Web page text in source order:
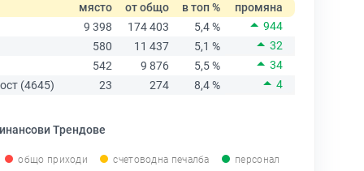
място от общо в топ %
промяна
9 398
174 403 5,4 %
944
580
11 437 5,1 %
32
542
9 876 5,5 %
34
(4645)
23 274 8,4 % 4
Трендове
общо приходи счетоводна печалба персонал